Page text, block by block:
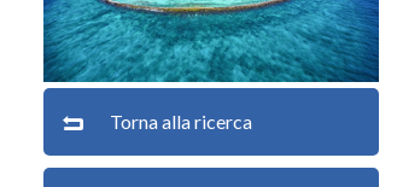
Torna alla ricerca